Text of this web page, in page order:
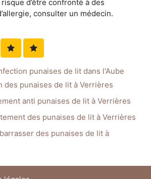
d’être confronté à des
consulter un médecin.
punaises de lit dans l'Aube
des punaises de lit à Verrières
anti punaises de lit à Verrières
des punaises de lit à Verrières
des punaises de lit à